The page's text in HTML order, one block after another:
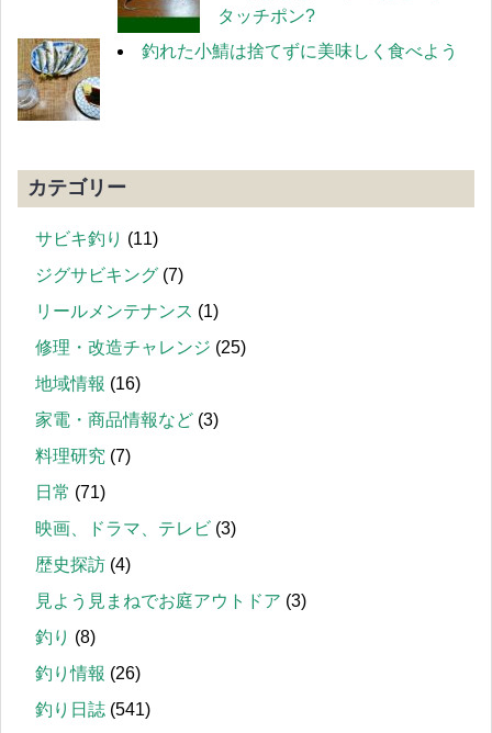
タッチポン?
釣れた小鯖は捨てずに美味しく食べよう
カテゴリー
サビキ釣り (11)
ジグサビキング (7)
リールメンテナンス (1)
修理・改造チャレンジ (25)
地域情報 (16)
家電・商品情報など (3)
料理研究 (7)
日常 (71)
映画、ドラマ、テレビ (3)
歴史探訪 (4)
見よう見まねでお庭アウトドア (3)
釣り (8)
釣り情報 (26)
釣り日誌 (541)